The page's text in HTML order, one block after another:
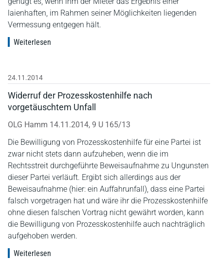
laienhaften, im Rahmen seiner Möglichkeiten liegenden
Vermessung entgegen hält.
Weiterlesen
24.11.2014
Widerruf der Prozesskostenhilfe nach
vorgetäuschtem Unfall
OLG Hamm 14.11.2014, 9 U 165/13
Die Bewilligung von Prozesskostenhilfe für eine Partei ist
zwar nicht stets dann aufzuheben, wenn die im
Rechtsstreit durchgeführte Beweisaufnahme zu Ungunsten
dieser Partei verläuft. Ergibt sich allerdings aus der
Beweisaufnahme (hier: ein Auffahrunfall), dass eine Partei
falsch vorgetragen hat und wäre ihr die Prozesskostenhilfe
ohne diesen falschen Vortrag nicht gewährt worden, kann
die Bewilligung von Prozesskostenhilfe auch nachträglich
aufgehoben werden.
Weiterlesen